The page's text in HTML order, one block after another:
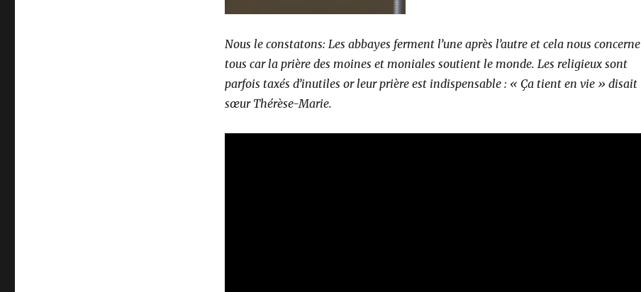
Nous le constatons: Les abbayes ferment l’une après l’autre et cela nous concerne
tous car la prière des moines et moniales soutient le monde. Les religieux sont
parfois taxés d’inutiles or leur prière est indispensable : « Ça tient en vie » disait
sœur Thérèse-Marie.